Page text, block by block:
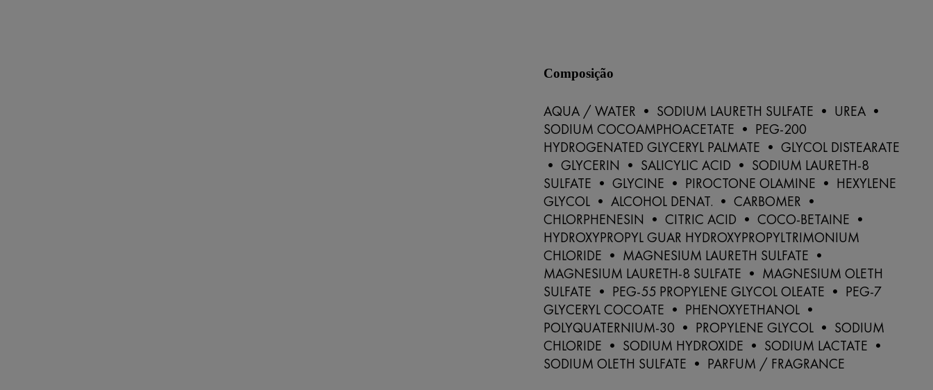
Composição
AQUA / WATER • SODIUM LAURETH SULFATE • UREA •
SODIUM COCOAMPHOACETATE • PEG-200
HYDROGENATED GLYCERYL PALMATE • GLYCOL DISTEARATE
• GLYCERIN • SALICYLIC ACID • SODIUM LAURETH-8
SULFATE • GLYCINE • PIROCTONE OLAMINE • HEXYLENE
GLYCOL • ALCOHOL DENAT. • CARBOMER •
CHLORPHENESIN • CITRIC ACID • COCO-BETAINE •
HYDROXYPROPYL GUAR HYDROXYPROPYLTRIMONIUM
CHLORIDE • MAGNESIUM LAURETH SULFATE •
MAGNESIUM LAURETH-8 SULFATE • MAGNESIUM OLETH
SULFATE • PEG-55 PROPYLENE GLYCOL OLEATE • PEG-7
GLYCERYL COCOATE • PHENOXYETHANOL •
POLYQUATERNIUM-30 • PROPYLENE GLYCOL • SODIUM
CHLORIDE • SODIUM HYDROXIDE • SODIUM LACTATE •
SODIUM OLETH SULFATE • PARFUM / FRAGRANCE